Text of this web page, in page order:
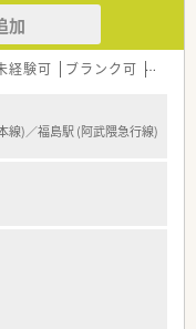
め、様々な商品を開発販
っかけだけでなく体に優
り組んでいます。
勤圏内を考慮し、最適な
加
経験可 ブランク可 Ｗワ
線)／福島駅 (阿武隈急行線)